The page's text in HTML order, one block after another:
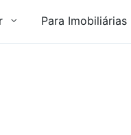
Para Imobiliárias